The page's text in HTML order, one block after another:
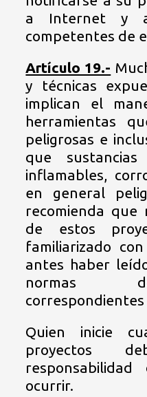
a Internet y
competentes de
Artículo 19.-
y técnicas
implican el
herramientas
peligrosas e
que
inflamables,
en general
recomienda que
de estos
familiarizado
antes haber
normas
correspondientes
Quien inicie
proyectos
ocurrir.